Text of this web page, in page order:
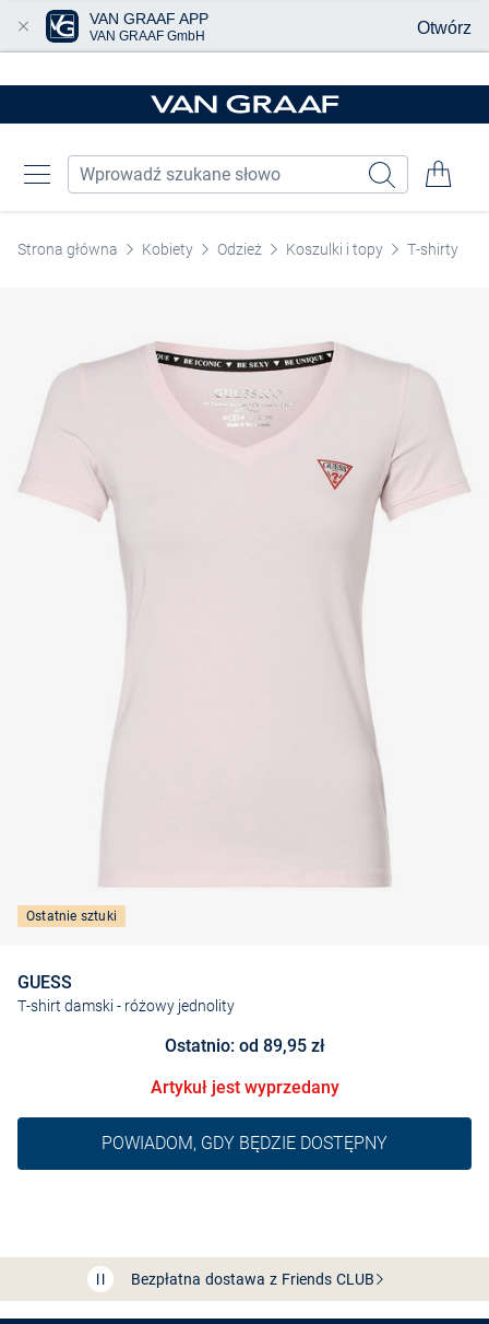
Strona główna Kobiety Odzież Koszulki i topy T-shirty
Ostatnie sztuki
GUESS
T-shirt damski - różowy jednolity
Ostatnio: od 89,95 zł
Artykuł jest wyprzedany
POWIADOM, GDY BĘDZIE DOSTĘPNY
Bezpłatna dostawa z Friends
VAN GRAAF APP
VAN GRAAF GmbH Otwórz